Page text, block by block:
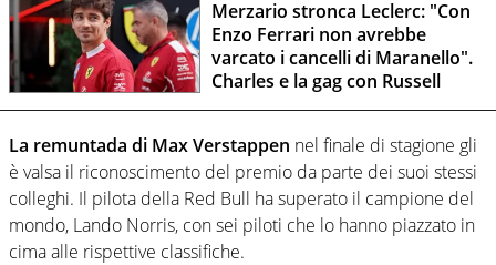
Merzario stronca Leclerc: "Con
Enzo Ferrari non avrebbe
varcato i cancelli di Maranello".
Charles e la gag con Russell
La remuntada di MaxVerstappen nel finale di stagione gli
è valsa il riconoscimento del premio da parte dei suoi stessi
colleghi. Il pilota della Red Bull ha superato il campione del
mondo, Lando Norris, con sei piloti che lo hanno piazzato in
cima alle rispettive classifiche.